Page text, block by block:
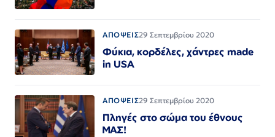
ΑΠΟΨΕΙΣ29 Σεπτεμβρίου 2020
Φύκια, κορδέλες, χάντρες made
in USA
ΑΠΟΨΕΙΣ29 Σεπτεμβρίου 2020
Πληγές στο σώμα του έθνους
ΜΑΣ!